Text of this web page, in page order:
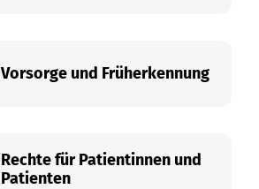
Vorsorge und Früherkennung
Rechte für Patientinnen und
Patienten